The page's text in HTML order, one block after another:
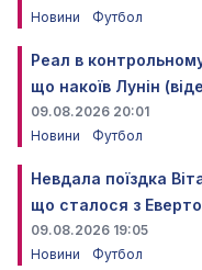
Новини
Футбол
Реал в
що накоїв Лунін
09.08.2026 20:01
Новини
Футбол
Невдала поїздка
що сталося з
09.08.2026 19:05
Новини
Футбол